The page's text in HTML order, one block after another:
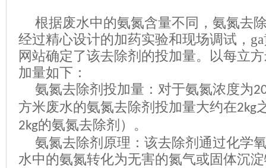
根据废水中的氨氮含量不同，氨氮去
经过精心设计的加药实验和现场调试，
网站确定了该去除剂的投加量。以每立
加量如下：
氨氮去除剂投加量：对于氨氮浓度为2
方米废水的氨氮去除剂投加量大约在2kg
2kg的氨氮去除剂 ）。
氨氮去除剂原理：该去除剂通过化学
水中的氨氮转化为无害的氮气或固体沉